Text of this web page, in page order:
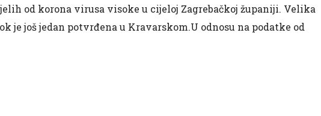
od korona virusa visoke u cijeloj Zagrebačkoj županiji. Velika
je još jedan potvrđena u Kravarskom.U odnosu na podatke od